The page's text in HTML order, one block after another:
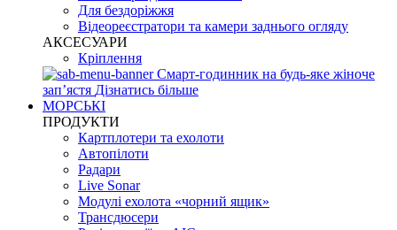
Для бездоріжжя
Відеореєстратори та камери заднього огляду
АКСЕСУАРИ
Кріплення
Смарт-годинник на будь-яке жіноче
запʼястя Дізнатись більше
МОРСЬКІ
ПРОДУКТИ
Картплотери та ехолоти
Автопілоти
Радари
Live Sonar
Модулі ехолота «чорний ящик»
Трансдюсери